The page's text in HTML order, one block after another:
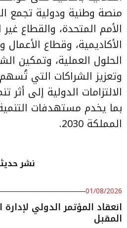
منصة وطنية ودولية تجمع
الأمم المتحدة، والقطاع
الأكاديمية، وقطاع الأعمال
الحلول العملية، وتمكين
وتعزيز الشراكات التي
الالتزامات الدولية إلى أثر
بما يخدم مستهدفات
المملكة 2030.
نشر
01/08/2026
انعقاد المؤتمر الدولي
المقبل